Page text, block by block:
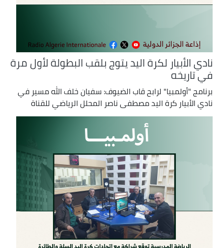
نادي الأبيار لكرة اليد يتوج بلقب البطولة لأول مرة
في تاريخه
برنامج "أولمبيا" لرابح قاب الضيوف: سفيان خلف الله مسير في
نادي الأبيار كرة اليد مصطفى ناصر المحلل الرياضي للقناة